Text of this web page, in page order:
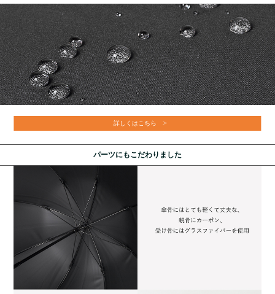
詳しくはこちら
パーツにもこだわりました